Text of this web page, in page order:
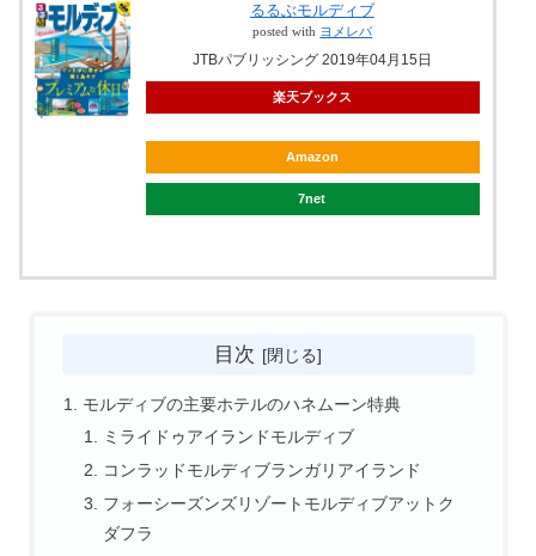
るるぶモルディブ
posted with ヨメレバ
JTBパブリッシング 2019年04月15日
楽天ブックス
Amazon
7net
目次
モルディブの主要ホテルのハネムーン特典
ミライドゥアイランドモルディブ
コンラッドモルディブランガリアイランド
フォーシーズンズリゾートモルディブアットク
ダフラ